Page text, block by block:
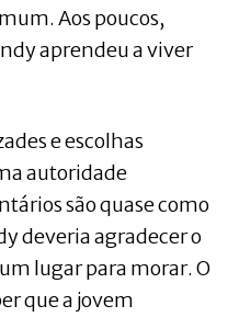
Aos poucos,
aprendeu a viver
e escolhas
autoridade
são quase como
deveria agradecer o
lugar para morar. O
que a jovem